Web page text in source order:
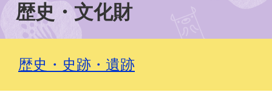
歴史・文化財
歴史・史跡・遺跡